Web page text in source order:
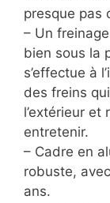
presque pas
– Un
bien sous la
s’effectue à
des freins
l’extérieur
entretenir.
– Cadre en
robuste,
ans.